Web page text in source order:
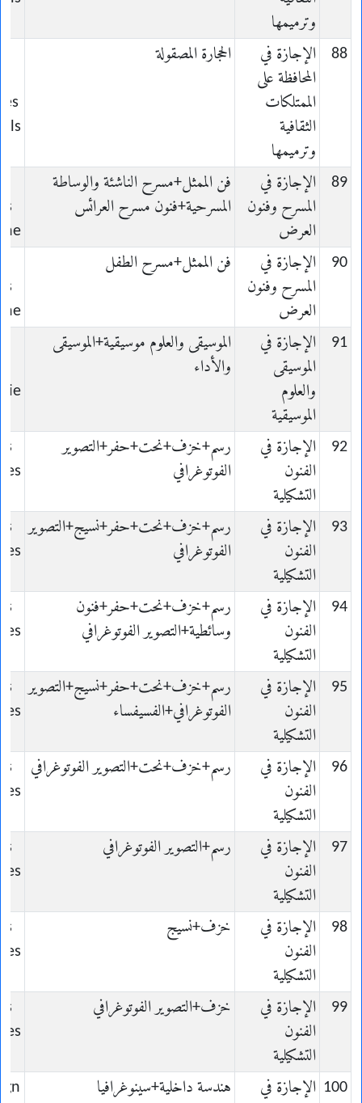
وترميمها
88
الإجازة في
المحافظة على
الممتلكات
الثقافية
وترميمها
الحجارة المصقولة
89
الإجازة في
المسرح وفنون
العرض
فن الممثل+مسرح الناشئة والوساطة
المسرحية+فنون مسرح العرائس
90
الإجازة في
المسرح وفنون
العرض
فن الممثل+مسرح الطفل
91
الإجازة في
الموسيقى
والعلوم
الموسيقية
الموسيقى والعلوم موسيقية+الموسيقى
والأداء
92
الإجازة في
الفنون
التشكيلية
رسم+خزف+نحت+حفر+التصوير
الفوتوغرافي
93
الإجازة في
الفنون
التشكيلية
رسم+خزف+نحت+حفر+نسيج+التصوير
الفوتوغرافي
94
الإجازة في
الفنون
التشكيلية
رسم+خزف+نحت+حفر+فنون
وسائطية+التصوير الفوتوغرافي
95
الإجازة في
الفنون
التشكيلية
رسم+خزف+نحت+حفر+نسيج+التصوير
الفوتوغرافي+الفسيفساء
96
الإجازة في
الفنون
التشكيلية
رسم+خزف+نحت+التصوير الفوتوغرافي
97
الإجازة في
الفنون
التشكيلية
رسم+التصوير الفوتوغرافي
98
الإجازة في
الفنون
التشكيلية
خزف+نسيج
99
الإجازة في
الفنون
التشكيلية
خزف+التصوير الفوتوغرافي
100 الإجازة في
هندسة داخلية+سينوغرافيا